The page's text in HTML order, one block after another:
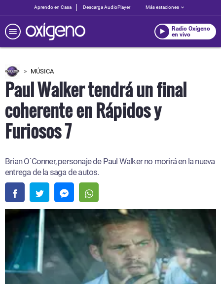
Aprendo en Casa Descarga AudioPlayer Más estaciones
Radio Oxígeno
en vivo
MÚSICA
Paul Walker tendrá un final
coherente en Rápidos y
Furiosos 7
Brian O´Conner, personaje de Paul Walker no morirá en la nueva
entrega de la saga de autos.